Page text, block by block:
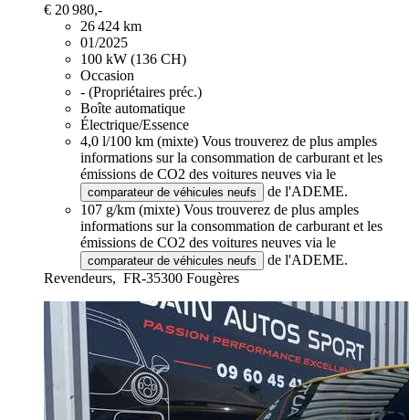
€ 20 980,-
26 424 km
01/2025
100 kW (136 CH)
Occasion
- (Propriétaires préc.)
Boîte automatique
Électrique/Essence
4,0 l/100 km (mixte) Vous trouverez de plus amples
informations sur la consommation de carburant et les
émissions de CO2 des voitures neuves via le
comparateur de véhicules neufs
de l'ADEME.
107 g/km (mixte) Vous trouverez de plus amples
informations sur la consommation de carburant et les
émissions de CO2 des voitures neuves via le
comparateur de véhicules neufs
de l'ADEME.
Revendeurs, FR-35300 Fougères